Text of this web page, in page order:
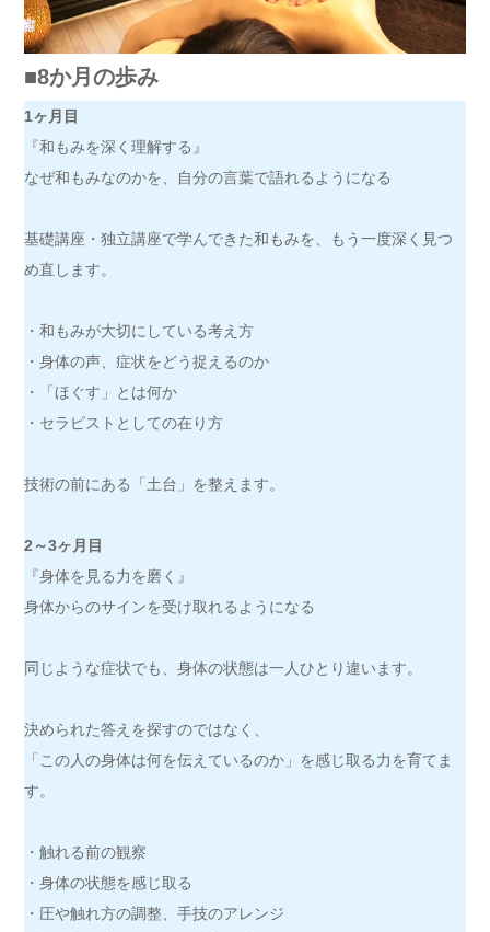
■8か月の歩み
1ヶ月目
『和もみを深く理解する』
なぜ和もみなのかを、自分の言葉で語れるようになる
基礎講座・独立講座で学んできた和もみを、もう一度深く見つ
め直します。
・和もみが大切にしている考え方
・身体の声、症状をどう捉えるのか
・「ほぐす」とは何か
・セラピストとしての在り方
技術の前にある「土台」を整えます。
2～3ヶ月目
『身体を見る力を磨く』
身体からのサインを受け取れるようになる
同じような症状でも、身体の状態は一人ひとり違います。
決められた答えを探すのではなく、
「この人の身体は何を伝えているのか」を感じ取る力を育てま
す。
・触れる前の観察
・身体の状態を感じ取る
・圧や触れ方の調整、手技のアレンジ